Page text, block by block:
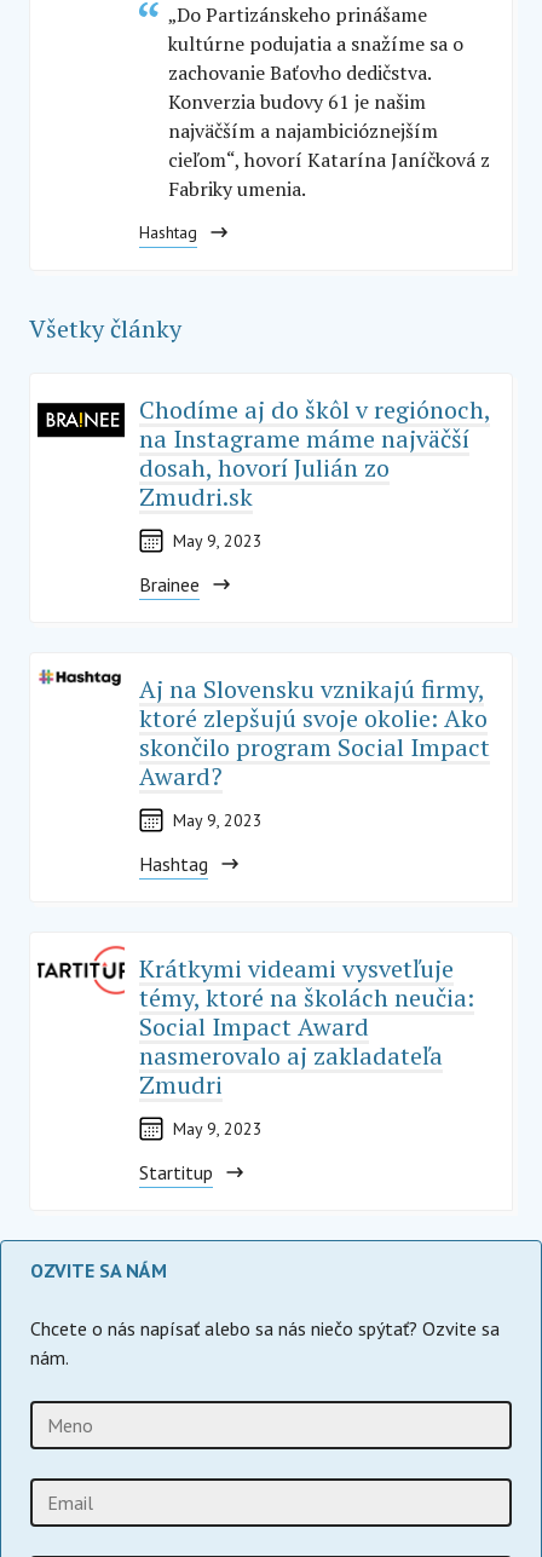
„Do Partizánskeho prinášame
kultúrne podujatia a snažíme sa o
zachovanie Baťovho dedičstva.
Konverzia budovy 61 je našim
najväčším a najambicióznejším
cieľom“, hovorí Katarína Janíčková z
Fabriky umenia.
Hashtag
Všetky články
Chodíme aj do škôl v regiónoch,
na Instagrame máme najväčší
dosah, hovorí Julián zo
Zmudri.sk
May 9, 2023
Brainee
Aj na Slovensku vznikajú firmy,
ktoré zlepšujú svoje okolie: Ako
skončilo program Social Impact
Award?
May 9, 2023
Hashtag
Krátkymi videami vysvetľuje
témy, ktoré na školách neučia:
Social Impact Award
nasmerovalo aj zakladateľa
Zmudri
May 9, 2023
Startitup
OZVITE SA NÁM
Chcete o nás napísať alebo sa nás niečo spýtať? Ozvite sa
nám.